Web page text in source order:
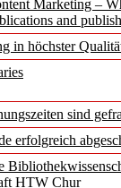
Marketing –
and
in höchster
sind
erfolgreich
HTW Chur